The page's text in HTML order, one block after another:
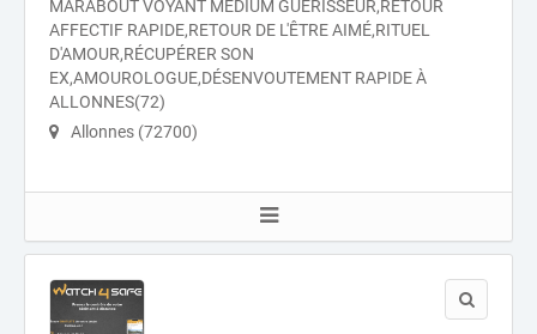
MARABOUT VOYANT MÉDIUM GUÉRISSEUR,RETOUR
AFFECTIF RAPIDE,RETOUR DE L'ÊTRE AIMÉ,RITUEL
D'AMOUR,RÉCUPÉRER SON
EX,AMOUROLOGUE,DÉSENVOUTEMENT RAPIDE À
ALLONNES(72)
Allonnes (72700)